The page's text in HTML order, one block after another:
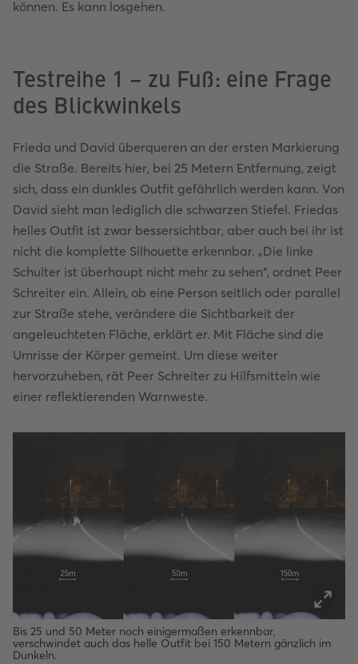
können. Es kann losgehen.
Testreihe 1 – zu Fuß: eine Frage
des Blickwinkels
Frieda und David überqueren an der ersten Markierung
die Straße. Bereits hier, bei 25 Metern Entfernung, zeigt
sich, dass ein dunkles Outfit gefährlich werden kann. Von
David sieht man lediglich die schwarzen Stiefel. Friedas
helles Outfit ist zwar bessersichtbar, aber auch bei ihr ist
nicht die komplette Silhouette erkennbar. „Die linke
Schulter ist überhaupt nicht mehr zu sehen“, ordnet Peer
Schreiter ein. Allein, ob eine Person seitlich oder parallel
zur Straße stehe, verändere die Sichtbarkeit der
angeleuchteten Fläche, erklärt er. Mit Fläche sind die
Umrisse der Körper gemeint. Um diese weiter
hervorzuheben, rät Peer Schreiter zu Hilfsmitteln wie
einer reflektierenden Warnweste.
Bis 25 und 50 Meter noch einigermaßen erkennbar,
verschwindet auch das helle Outfit bei 150 Metern gänzlich im
Dunkeln.